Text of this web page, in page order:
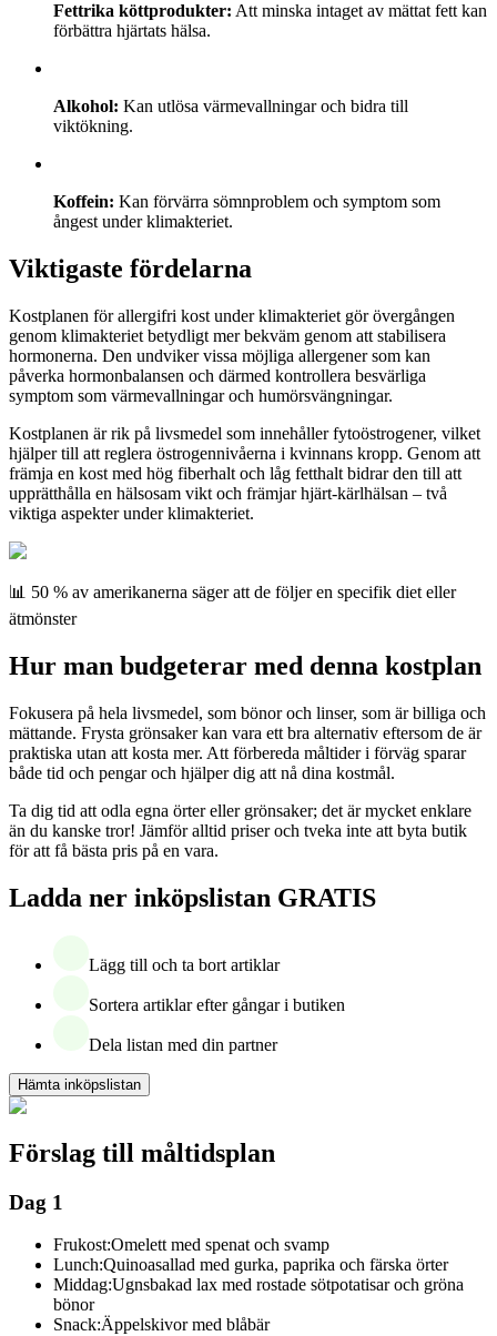
Fettrika köttprodukter: Att minska intaget av mättat fett kan
förbättra hjärtats hälsa.
Alkohol: Kan utlösa värmevallningar och bidra till
viktökning.
Koffein: Kan förvärra sömnproblem och symptom som
ångest under klimakteriet.
Viktigaste fördelarna
Kostplanen för allergifri kost under klimakteriet gör övergången
genom klimakteriet betydligt mer bekväm genom att stabilisera
hormonerna. Den undviker vissa möjliga allergener som kan
påverka hormonbalansen och därmed kontrollera besvärliga
symptom som värmevallningar och humörsvängningar.
Kostplanen är rik på livsmedel som innehåller fytoöstrogener, vilket
hjälper till att reglera östrogennivåerna i kvinnans kropp. Genom att
främja en kost med hög fiberhalt och låg fetthalt bidrar den till att
upprätthålla en hälsosam vikt och främjar hjärt-kärlhälsan – två
viktiga aspekter under klimakteriet.
📊 50 % av amerikanerna säger att de följer en specifik diet eller
ätmönster
Hur man budgeterar med denna kostplan
Fokusera på hela livsmedel, som bönor och linser, som är billiga och
mättande. Frysta grönsaker kan vara ett bra alternativ eftersom de är
praktiska utan att kosta mer. Att förbereda måltider i förväg sparar
både tid och pengar och hjälper dig att nå dina kostmål.
Ta dig tid att odla egna örter eller grönsaker; det är mycket enklare
än du kanske tror! Jämför alltid priser och tveka inte att byta butik
för att få bästa pris på en vara.
Ladda ner inköpslistan GRATIS
Lägg till och ta bort artiklar
Sortera artiklar efter gångar i butiken
Dela listan med din partner
Hämta inköpslistan
Förslag till måltidsplan
Dag 1
Frukost:Omelett med spenat och svamp
Lunch:Quinoasallad med gurka, paprika och färska örter
Middag:Ugnsbakad lax med rostade sötpotatisar och gröna
bönor
Snack:Äppelskivor med blåbär